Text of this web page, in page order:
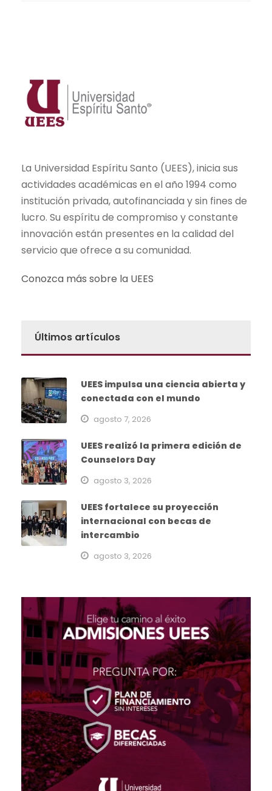
La Universidad Espíritu Santo (UEES), inicia sus
actividades académicas en el año 1994 como
institución privada, autofinanciada y sin fines de
lucro. Su espíritu de compromiso y constante
innovación están presentes en la calidad del
servicio que ofrece a su comunidad.
Conozca más sobre la UEES
Últimos artículos
UEES impulsa una ciencia abierta y
conectada con el mundo
agosto 7, 2026
UEES realizó la primera edición de
Counselors Day
agosto 3, 2026
UEES fortalece su proyección
internacional con becas de
intercambio
agosto 3, 2026